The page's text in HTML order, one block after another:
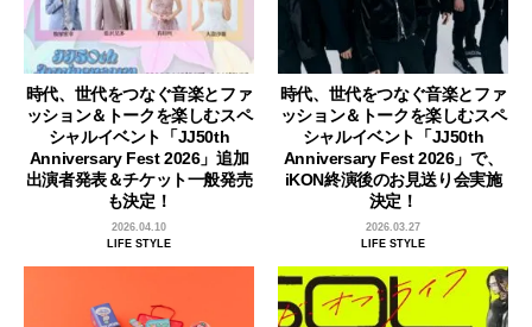
時代、世代をつなぐ音楽とファ
ッション＆トークを楽しむスペ
シャルイベント「JJ50th
Anniversary Fest 2026」追加
出演者発表＆チケット一般発売
も決定！
2026.04.10
LIFE STYLE
時代、世代をつなぐ音楽とファ
ッション＆トークを楽しむスペ
シャルイベント「JJ50th
Anniversary Fest 2026」で、
iKON終演後のお見送り会実施
決定！
2026.03.27
LIFE STYLE